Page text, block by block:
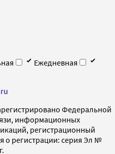
Ежедневная
Федеральной
информационных
регистрационный
о регистрации: серия Эл №